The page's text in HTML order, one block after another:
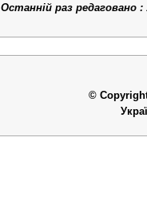
Останній раз редаговано :
©